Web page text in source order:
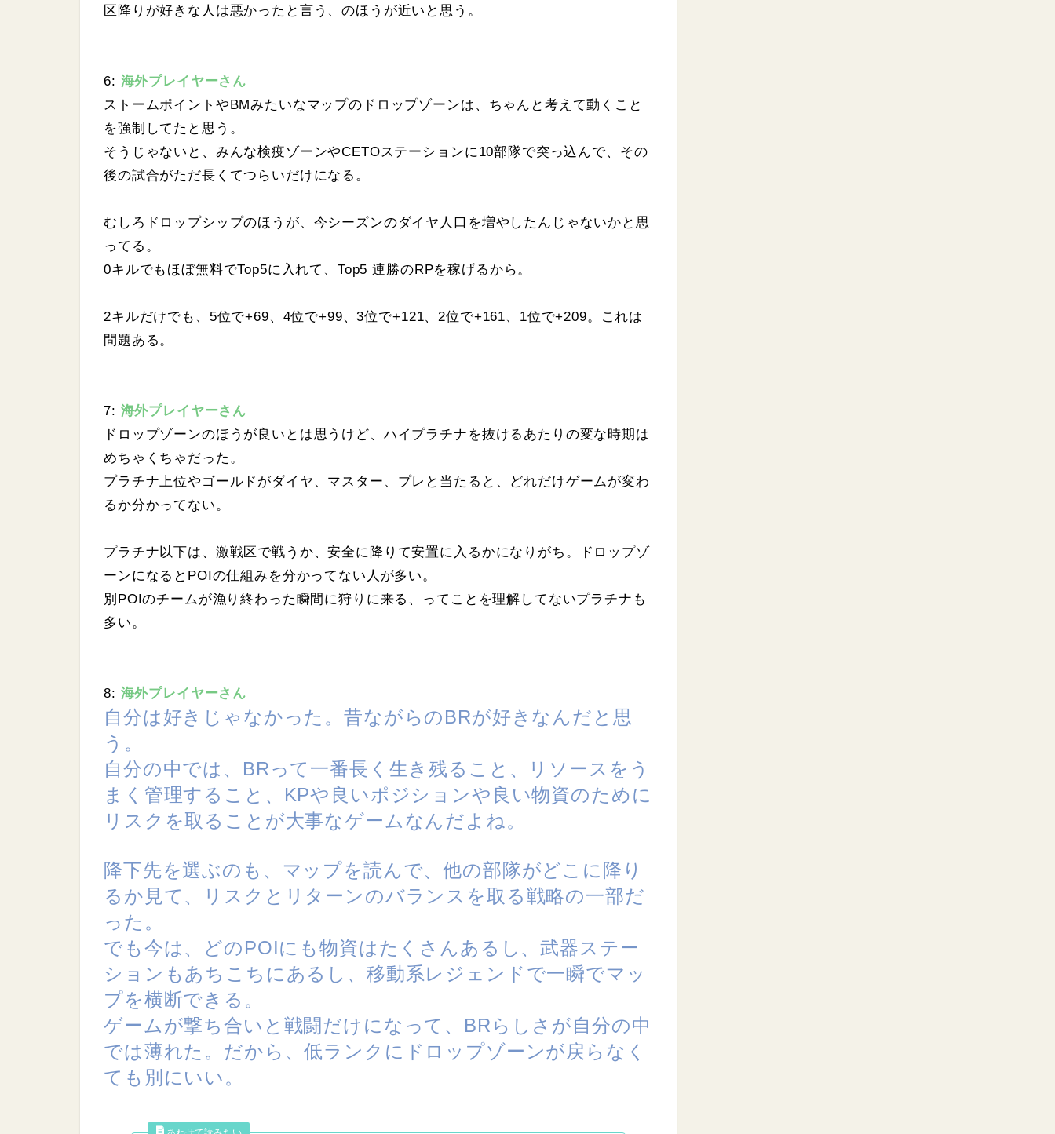
区降りが好きな人は悪かったと言う、のほうが近いと思う。
6: 海外プレイヤーさん
ストームポイントやBMみたいなマップのドロップゾーンは、ちゃんと考えて動くこと
を強制してたと思う。
そうじゃないと、みんな検疫ゾーンやCETOステーションに10部隊で突っ込んで、その
後の試合がただ長くてつらいだけになる。
むしろドロップシップのほうが、今シーズンのダイヤ人口を増やしたんじゃないかと思
ってる。
0キルでもほぼ無料でTop5に入れて、Top5 連勝のRPを稼げるから。
2キルだけでも、5位で+69、4位で+99、3位で+121、2位で+161、1位で+209。これは
問題ある。
7: 海外プレイヤーさん
ドロップゾーンのほうが良いとは思うけど、ハイプラチナを抜けるあたりの変な時期は
めちゃくちゃだった。
プラチナ上位やゴールドがダイヤ、マスター、プレと当たると、どれだけゲームが変わ
るか分かってない。
プラチナ以下は、激戦区で戦うか、安全に降りて安置に入るかになりがち。ドロップゾ
ーンになるとPOIの仕組みを分かってない人が多い。
別POIのチームが漁り終わった瞬間に狩りに来る、ってことを理解してないプラチナも
多い。
8: 海外プレイヤーさん
自分は好きじゃなかった。昔ながらのBRが好きなんだと思
う。
自分の中では、BRって一番長く生き残ること、リソースをう
まく管理すること、KPや良いポジションや良い物資のために
リスクを取ることが大事なゲームなんだよね。
降下先を選ぶのも、マップを読んで、他の部隊がどこに降り
るか見て、リスクとリターンのバランスを取る戦略の一部だ
った。
でも今は、どのPOIにも物資はたくさんあるし、武器ステー
ションもあちこちにあるし、移動系レジェンドで一瞬でマッ
プを横断できる。
ゲームが撃ち合いと戦闘だけになって、BRらしさが自分の中
では薄れた。だから、低ランクにドロップゾーンが戻らなく
ても別にいい。